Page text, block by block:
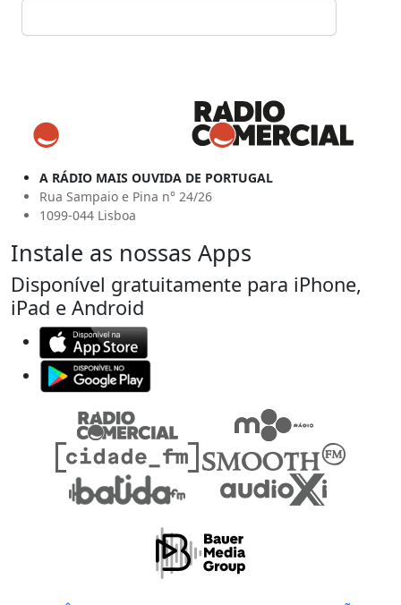
A RÁDIO MAIS OUVIDA DE PORTUGAL
Rua Sampaio e Pina n° 24/26
1099-044 Lisboa
Instale as nossas Apps
Disponível gratuitamente para iPhone,
iPad e Android